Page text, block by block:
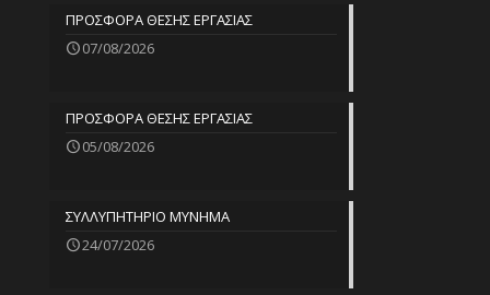
ΠΡΟΣΦΟΡΑ ΘΕΣΗΣ ΕΡΓΑΣΙΑΣ
07/08/2026
ΠΡΟΣΦΟΡΑ ΘΕΣΗΣ ΕΡΓΑΣΙΑΣ
05/08/2026
ΣΥΛΛΥΠΗΤΗΡΙΟ ΜΥΝΗΜΑ
24/07/2026